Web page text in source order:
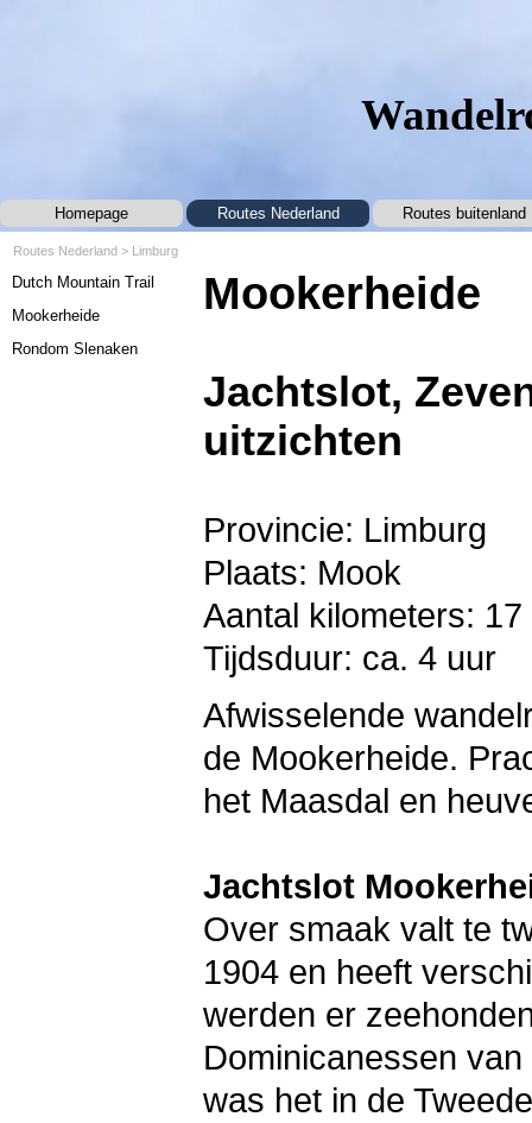
Homepage Routes Nederland ▼
Routes buitenland
Routes Nederland > Limburg
Dutch Mountain Trail
Mookerheide
Rondom Slenaken
Mookerheide
Jachtslot,
uitzichten
Provincie: Limburg
Plaats: Mook
Aantal kilometers: 17
Tijdsduur: ca. 4 uur
Afwisselende
de Mookerheide.
het Maasdal en
Jachtslot
Over smaak valt te
1904 en heeft
werden er
Dominicanessen
was het in de